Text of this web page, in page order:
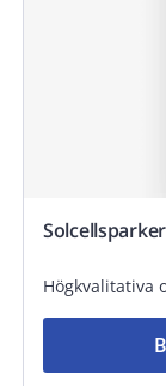
Solcellsparker
Högkvalitativa